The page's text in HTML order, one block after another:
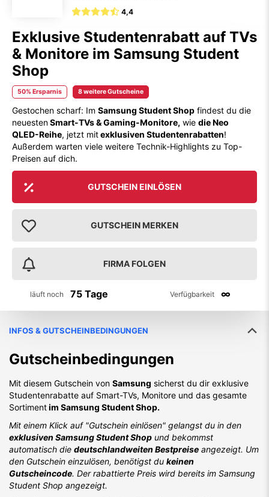
4,4
Exklusive Studentenrabatt auf TVs
& Monitore im Samsung Student
Shop
50% Ersparnis 8 weitere Gutscheine
Gestochen scharf: Im Samsung Student Shop findest du die
neuestenSmart-TVs & Gaming-Monitore, wie die Neo
QLED-Reihe, jetzt mitexklusiven Studentenrabatten!
Außerdem warten viele weitere Technik-Highlights zu Top-
Preisen auf dich.
GUTSCHEIN EINLÖSEN
GUTSCHEIN MERKEN
FIRMA FOLGEN
läuft noch 75 Tage Verfügbarkeit ∞
INFOS & GUTSCHEINBEDINGUNGEN
Gutscheinbedingungen
Mit diesem Gutschein von Samsung sicherst du dir exklusive
Studentenrabatte auf Smart-TVs, Monitore und das gesamte
Sortimentim Samsung Student Shop.
Mit einem Klick auf "Gutschein einlösen" gelangst du in den
exklusiven Samsung Student Shop und bekommst
automatisch die deutschlandweiten Bestpreise angezeigt. Um
den Gutschein einzulösen, benötigst du keinen
Gutscheincode. Der rabattierte Preis wird bereits im Samsung
Student Shop angezeigt.